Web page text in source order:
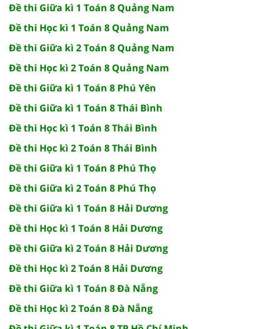
Đề thi Giữa kì 1 Toán 8 Quảng Nam
Đề thi Học kì 1 Toán 8 Quảng Nam
Đề thi Giữa kì 2 Toán 8 Quảng Nam
Đề thi Học kì 2 Toán 8 Quảng Nam
Đề thi Giữa kì 1 Toán 8 Phú Yên
Đề thi Giữa kì 1 Toán 8 Thái Bình
Đề thi Học kì 1 Toán 8 Thái Bình
Đề thi Học kì 2 Toán 8 Thái Bình
Đề thi Giữa kì 1 Toán 8 Phú Thọ
Đề thi Giữa kì 2 Toán 8 Phú Thọ
Đề thi Giữa kì 1 Toán 8 Hải Dương
Đề thi Học kì 1 Toán 8 Hải Dương
Đề thi Giữa kì 2 Toán 8 Hải Dương
Đề thi Học kì 2 Toán 8 Hải Dương
Đề thi Giữa kì 1 Toán 8 Đà Nẵng
Đề thi Học kì 2 Toán 8 Đà Nẵng